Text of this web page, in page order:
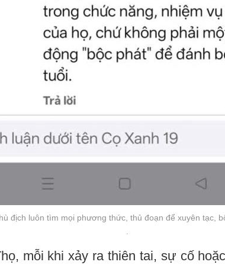
địch luôn tìm mọi phương thức, thủ đoạn để xuyên tạc,
mỗi khi xảy ra thiên tai, sự cố